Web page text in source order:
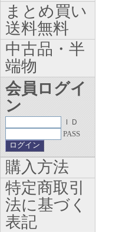
まとめ買い
送料無料
中古品・半
端物
会員ログイ
ン
ＩＤ
PASS
購入方法
特定商取引
法に基づく
表記